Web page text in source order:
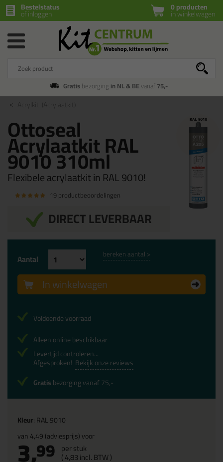
0 producten
in winkelwagen
Bestelstatus
of inloggen
Gratisbezorging in NL & BEvanaf75,-
Ottoseal
Acrylaatkit RAL
9010 310ml
Flexibele acrylaatkit in RAL 9010!
19 productbeoordelingen
DIRECT LEVERBAAR
Kleur: RAL 9010
van4,49(adviesprijs) voor
3,99 per stuk
(4,83incl. BTW )
Aantal bereken aantal >
In winkelwagen
Voldoende voorraad
Alleen online beschikbaar
Levertijd controleren...
Afgesproken! Bekijk onze reviews
Gratisbezorging vanaf 75,-